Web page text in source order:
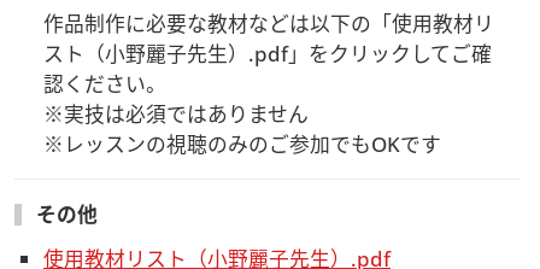
【受講方法】
ビデオ・Ｗｅｂ会議アプリケーション「Zoomウェビナー」を
使用します
Zoomアプリをはじめて使用される方は事前にインストールし
てください
・受講者の皆さまのお顔やお名前が画面に映ることはありませ
作品制作に必要な教材などは以下の「使用教材リ
スト（小野麗子先生）.pdf」をクリックしてご確
認ください。
※実技は必須ではありません
※レッスンの視聴のみのご参加でもOKです
その他
使用教材リスト（小野麗子先生）.pdf